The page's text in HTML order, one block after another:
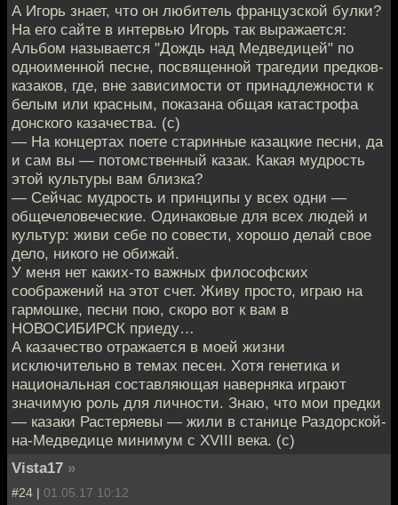
А Игорь знает, что он любитель французской булки?
На его сайте в интервью Игорь так выражается:
Альбом называется "Дождь над Медведицей" по
одноименной песне, посвященной трагедии предков-
казаков, где, вне зависимости от принадлежности к
белым или красным, показана общая катастрофа
донского казачества. (с)
— На концертах поете старинные казацкие песни, да
и сам вы — потомственный казак. Какая мудрость
этой культуры вам близка?
— Сейчас мудрость и принципы у всех одни —
общечеловеческие. Одинаковые для всех людей и
культур: живи себе по совести, хорошо делай свое
дело, никого не обижай.
У меня нет каких-то важных философских
соображений на этот счет. Живу просто, играю на
гармошке, песни пою, скоро вот к вам в
НОВОСИБИРСК приеду…
А казачество отражается в моей жизни
исключительно в темах песен. Хотя генетика и
национальная составляющая наверняка играют
значимую роль для личности. Знаю, что мои предки
— казаки Растеряевы — жили в станице Раздорской-
на-Медведице минимум с XVIII века. (с)
Vista17 »
#24 | 01.05.17 10:12